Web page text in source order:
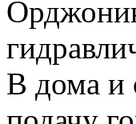
В дома и